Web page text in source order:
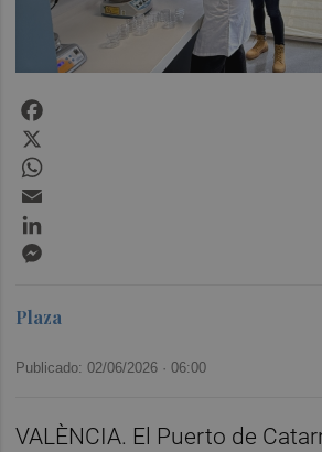
Plaza
Publicado: 02/06/2026 ·06:00
VALÈNCIA. El Puerto de